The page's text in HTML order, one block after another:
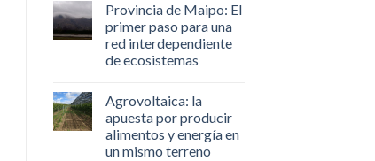
Provincia de Maipo: El
primer paso para una
red interdependiente
de ecosistemas
Agrovoltaica: la
apuesta por producir
alimentos y energía en
un mismo terreno